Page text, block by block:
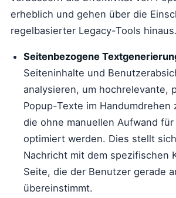
erheblich und gehen über die
regelbasierter Legacy-Tools
Seitenbezogene
Seiteninhalte und
analysieren, um hochrelevante,
Popup-Texte im Handumdrehen
die ohne manuellen Aufwand
optimiert werden. Dies stellt
Nachricht mit dem spezifischen
Seite, die der Benutzer gerade
übereinstimmt.